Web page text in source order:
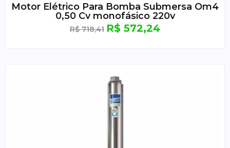
Motor Elétrico Para Bomba Submersa Om4
0,50 Cv monofásico 220v
R$718,41 R$ 572,24